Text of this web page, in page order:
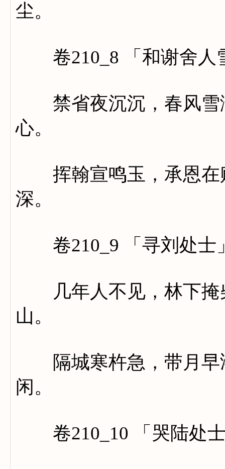
尘。
卷210_8 「和谢舍人
禁省夜沉沉，春风雪
心。
挥翰宣鸣玉，承恩在
深。
卷210_9 「寻刘处士
几年人不见，林下掩
山。
隔城寒杵急，带月早
闲。
卷210_10 「哭陆处